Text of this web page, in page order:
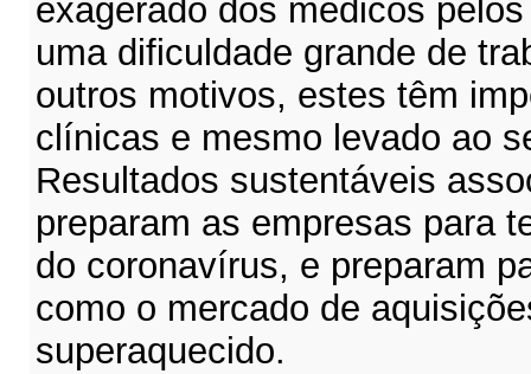
exagerado dos médicos
uma dificuldade grande de
outros motivos, estes têm
clínicas e mesmo levado ao
Resultados sustentáveis
preparam as empresas para
do coronavírus, e preparam
como o mercado de
superaquecido.